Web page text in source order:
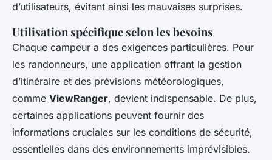
d’utilisateurs, évitant ainsi les mauvaises surprises.
Utilisation spécifique selon les besoins
Chaque campeur a des exigences particulières. Pour
les randonneurs, une application offrant la gestion
d’itinéraire et des prévisions météorologiques,
comme ViewRanger, devient indispensable. De plus,
certaines applications peuvent fournir des
informations cruciales sur les conditions de sécurité,
essentielles dans des environnements imprévisibles.